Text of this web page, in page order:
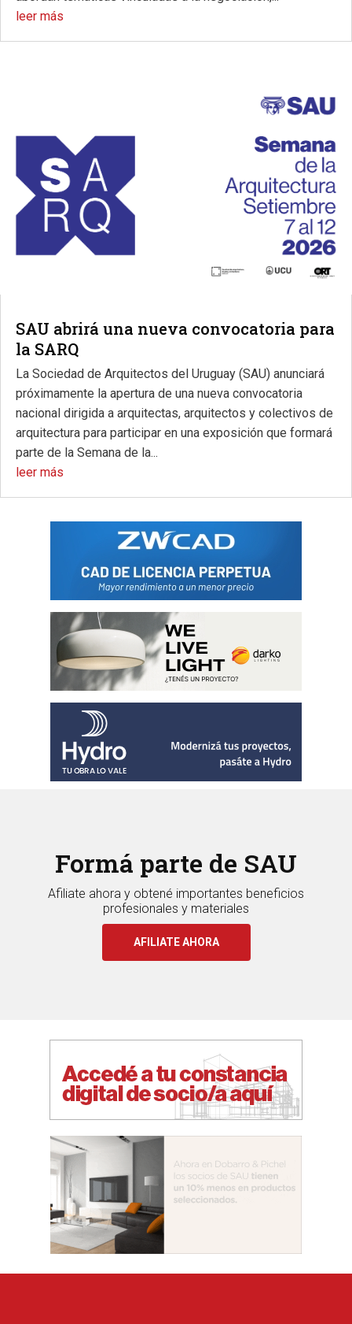
leer más
SAU abrirá una nueva convocatoria para
la SARQ
La Sociedad de Arquitectos del Uruguay (SAU) anunciará
próximamente la apertura de una nueva convocatoria
nacional dirigida a arquitectas, arquitectos y colectivos de
arquitectura para participar en una exposición que formará
parte de la Semana de la...
leer más
Formá parte de SAU
Afiliate ahora y obtené importantes beneficios
profesionales y materiales
AFILIATE AHORA